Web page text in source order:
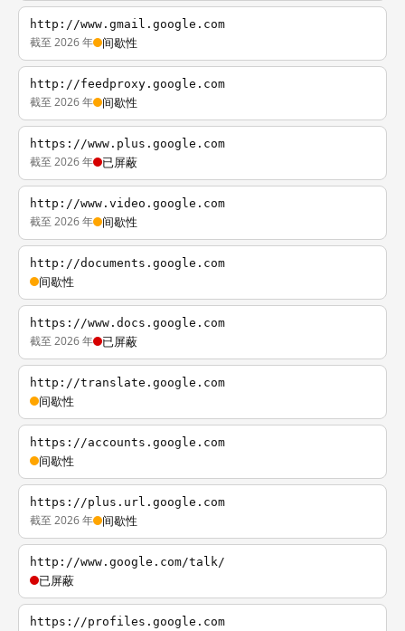
http://www.gmail.google.com
截至 2026 年 间歇性
http://feedproxy.google.com
截至 2026 年 间歇性
https://www.plus.google.com
截至 2026 年 已屏蔽
http://www.video.google.com
截至 2026 年 间歇性
http://documents.google.com
间歇性
https://www.docs.google.com
截至 2026 年 已屏蔽
http://translate.google.com
间歇性
https://accounts.google.com
间歇性
https://plus.url.google.com
截至 2026 年 间歇性
http://www.google.com/talk/
已屏蔽
https://profiles.google.com